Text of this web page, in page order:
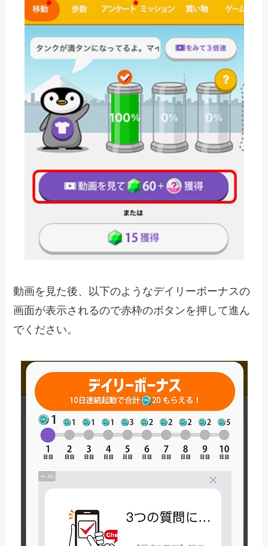
動画を見た後、以下のようなデイリーボーナスの
画面が表示されるので赤枠のボタンを押して進ん
でください。